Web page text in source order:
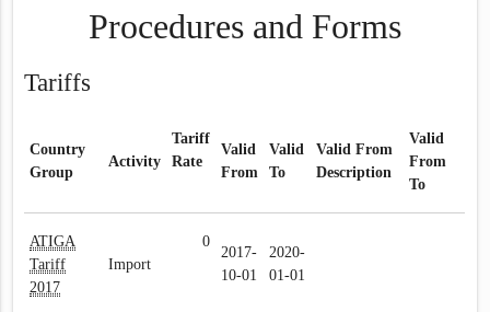
Procedures and Forms
Tariffs
Country
Group
Activity
Tariff
Rate
Valid
From
Valid
To
Valid From
Description
Valid
From
To
ATIGA
Tariff
2017
Import
0
2017-
10-01
2020-
01-01